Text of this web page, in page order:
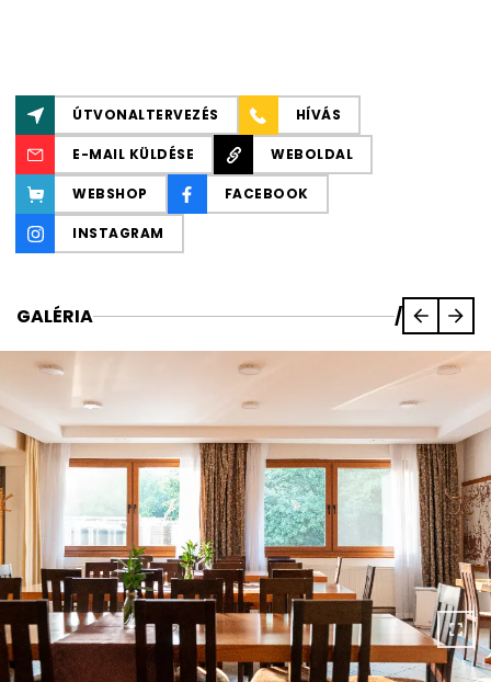
ÚTVONALTERVEZÉS HÍVÁS
E-MAIL KÜLDÉSE WEBOLDAL
WEBSHOP FACEBOOK
INSTAGRAM
GALÉRIA /